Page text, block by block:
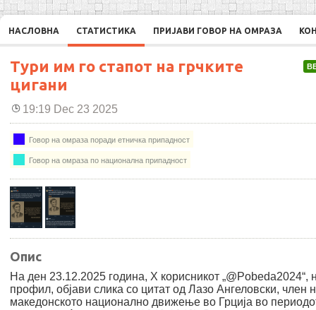
НАСЛОВНА СТАТИСТИКА ПРИЈАВИ ГОВОР НА ОМРАЗА
Тури им го стапот на грчките
цигани
19:19 Dec 23 2025
Говор на омраза поради етничка припадност
Говор на омраза по национална припадност
Опис
На ден 23.12.2025 година, Х корисникот „@Pobeda2024“,
профил, објави слика со цитат од Лазо Ангеловски, член
македонското национално движење во Грција во